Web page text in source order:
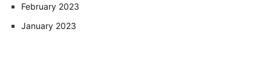
February 2023
January 2023